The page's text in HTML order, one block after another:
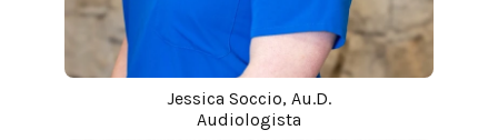
Jessica Soccio, Au.D.
Audiologista